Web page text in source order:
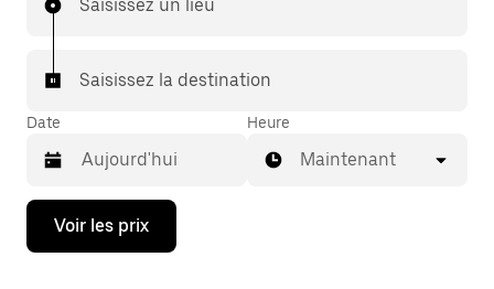
Saisissez un lieu
Saisissez la destination
Date
Appuyez
la
Heure
Maintenant
Voir les prix